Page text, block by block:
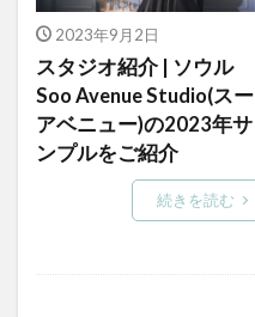
2023年9月2日
スタジオ紹介 | ソウル
Soo Avenue Studio(スー
アベニュー)の2023年サ
ンプルをご紹介
続きを読む